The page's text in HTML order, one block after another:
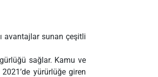
avantajlar sunan çeşitli
sağlar. Kamu ve
yürürlüğe giren